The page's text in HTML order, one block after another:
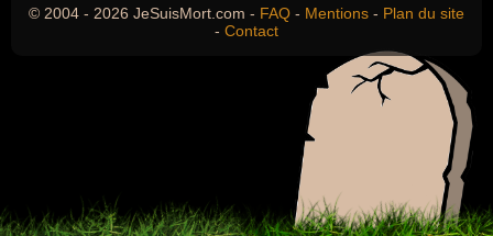
© 2004 - 2026 JeSuisMort.com - FAQ - Mentions - Plan du site
- Contact